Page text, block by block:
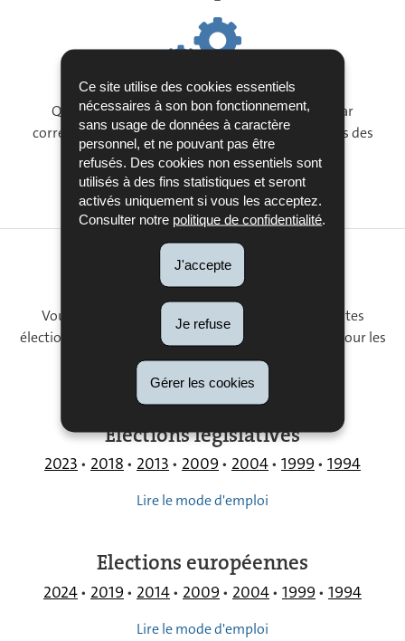
Ce site utilise des cookies essentiels
nécessaires à son bon fonctionnement,
sans usage de données à caractère
personnel, et ne pouvant pas être
refusés. Des cookies non essentiels sont
utilisés à des fins statistiques et seront
activés uniquement si vous les acceptez.
Consulter notre politique de confidentialité
J'accepte
Je refuse
Gérer les cookies
Qui peut voter, être candidat, comment voter par
correspondance, quelles sont les règles et principes des
élections européennes ?
Consultez le mode d’emploi
Aussi sur elections.public.lu
Vous pouvez retrouver les résultats des précédentes
élections législatives, communales et européennes pour les
10 dernières années.
Elections législatives
2023 2018 2013 2009 2004 1999 1994
Lire le mode d'emploi
Elections européennes
2024 2019 2014 2009 2004 1999 1994
Lire le mode d'emploi